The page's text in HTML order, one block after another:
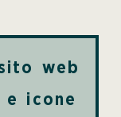
web
e icone